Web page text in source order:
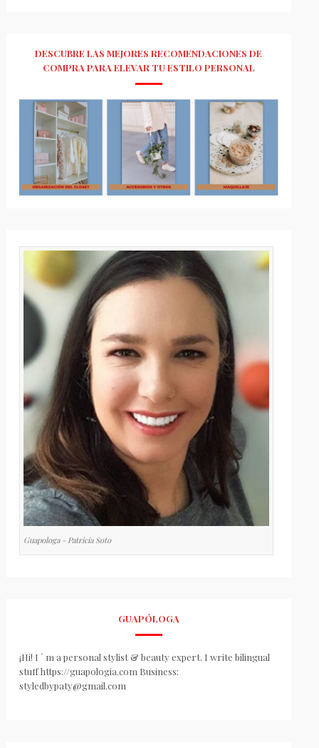
DESCUBRE LAS MEJORES RECOMENDACIONES DE
COMPRA PARA ELEVAR TU ESTILO PERSONAL
Guapologa - Patricia Soto
GUAPÓLOGA
¡Hi! I ´ m a personal stylist & beauty expert. I write bilingual
stuff https://guapologia.com Business:
styledbypaty@gmail.com